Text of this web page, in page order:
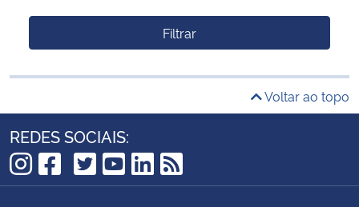
Filtrar
Voltar ao topo
REDES SOCIAIS:
Instagram
Facebook
TikTok
Twitter
YouTube
LinkedIn
RSS